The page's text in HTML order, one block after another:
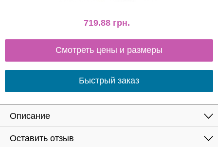
719.88 грн.
Смотреть цены и размеры
Быстрый заказ
Описание
Оставить отзыв